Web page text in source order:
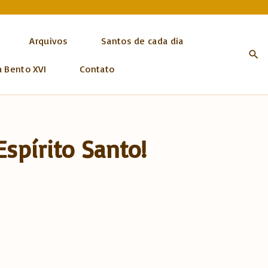
Arquivos Santos de cada dia
Bento XVI Contato
Santo!